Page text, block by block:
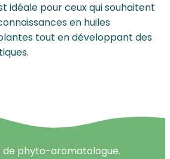
idéale pour ceux qui souhaitent
en huiles
tout en développant des
de phyto-aromatologue.